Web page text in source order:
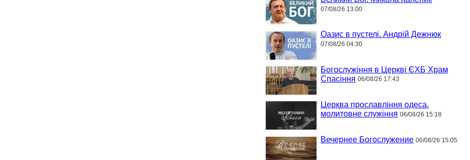
07/08/26 13:00
Оазис в пустелі. Андрій Дежнюк
07/08/26 04:30
Богослужіння в Церкві ЄХБ Храм
Спасіння 06/08/26 17:43
Церква прославління одеса.
молитовне служіння 06/08/26 15:18
Вечернее Богослужение 06/08/26 15:05